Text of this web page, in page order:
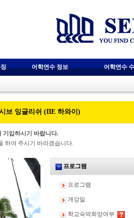
어학연수 정보 어학연수
브 잉글리쉬 (IIE 하와이)
기입하시기 바랍니다.
하여 주시기 바라겠습니다.
프로그램
프로그램
개강일
학교숙박희망여부